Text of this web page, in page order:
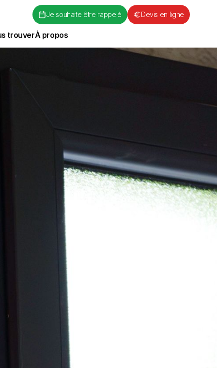
Je souhaite être rappelé Devis en ligne
trouverÀ propos